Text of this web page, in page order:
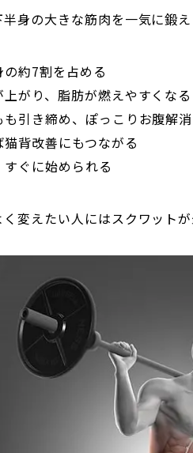
身の大きな筋肉を一気に鍛え
約7割を占める
がり、脂肪が燃えやすくなる
引き締め、ぽっこりお腹解
背改善にもつながる
ぐに始められる
変えたい人にはスクワットが